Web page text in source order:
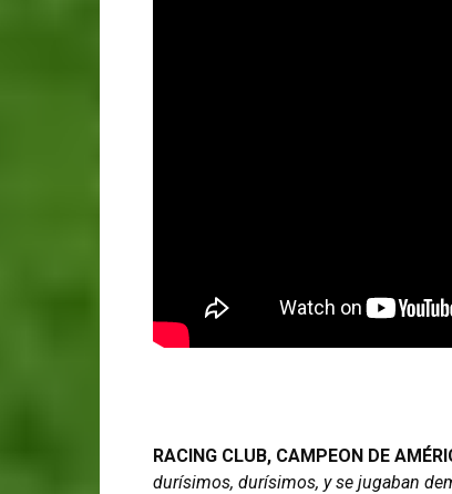
RACING CLUB, CAMPEON DE
durísimos, durísimos, y se jugaban